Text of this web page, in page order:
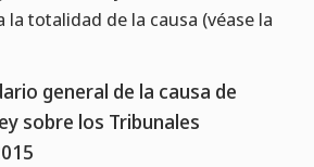
la totalidad de la causa (véase la
general de la causa de
sobre los Tribunales